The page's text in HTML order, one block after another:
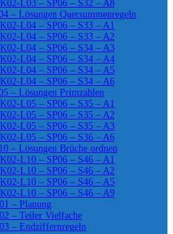
L03 – SP06 – S32 – A8
– Lösungen Quersummenregeln
L04 – SP06 – S33 – A1
L04 – SP06 – S33 – A2
L04 – SP06 – S34 – A3
L04 – SP06 – S34 – A4
L04 – SP06 – S34 – A5
L04 – SP06 – S34 – A6
– Lösungen Primzahlen
L05 – SP06 – S35 – A1
L05 – SP06 – S35 – A2
L05 – SP06 – S35 – A3
L05 – SP06 – S36 – A6
– Lösungen Brüche ordnen
L10 – SP06 – S46 – A1
L10 – SP06 – S46 – A2
L10 – SP06 – S46 – A5
L10 – SP06 – S46 – A9
– Planung
– Teiler Vielfache
– Endziffernregeln